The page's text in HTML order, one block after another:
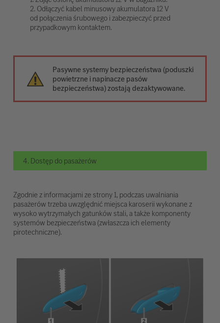
2. Odłączyć kabel minusowy akumulatora 12 V
od połączenia śrubowego i zabezpieczyć przed
przypadkowym kontaktem.
Pasywne systemy bezpieczeństwa (poduszki
powietrzne i napinacze pasów
bezpieczeństwa) zostają dezaktywowane.
4. Dostęp do pasażerów
Zgodnie z informacjami ze strony 1, podczas uwalniania
pasażerów trzeba uwzględnić miejsca karoserii wykonane z
wysoko wytrzymałych gatunków stali, a także komponenty
systemów bezpieczeństwa (zwłaszcza ich elementy
pirotechniczne).